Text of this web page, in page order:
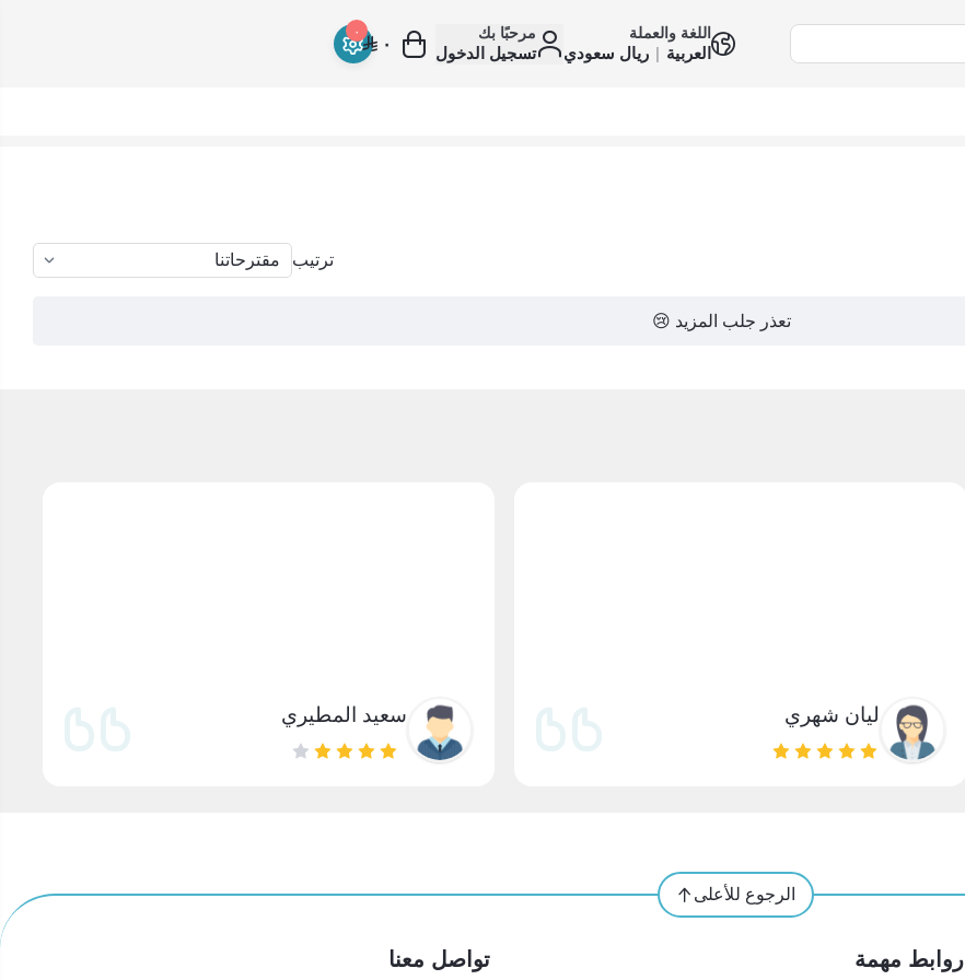
اللغة والعملة
العربية | ريال سعودي
مرحبًا بك
تسجيل الدخول
٠
٠
ترتيب
تعذر جلب المزيد 😢
ليان شهري سعيد المطيري
الرجوع للأعلى
روابط مهمة تواصل معنا